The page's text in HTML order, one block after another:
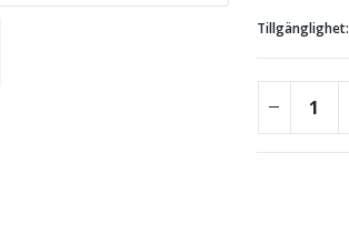
Tillgänglighet: